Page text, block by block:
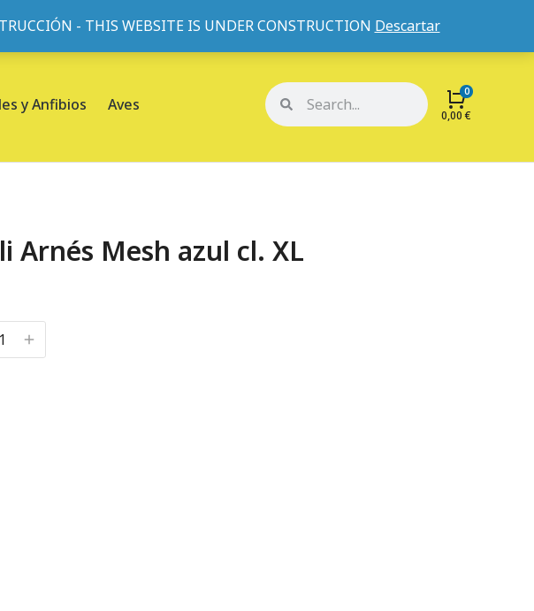
- THIS WEBSITE IS UNDER CONSTRUCTION Descartar
nosotros Mi cuenta Mis pedidos
y Anfibios Aves
0,00€
Arnés Mesh azul cl. XL